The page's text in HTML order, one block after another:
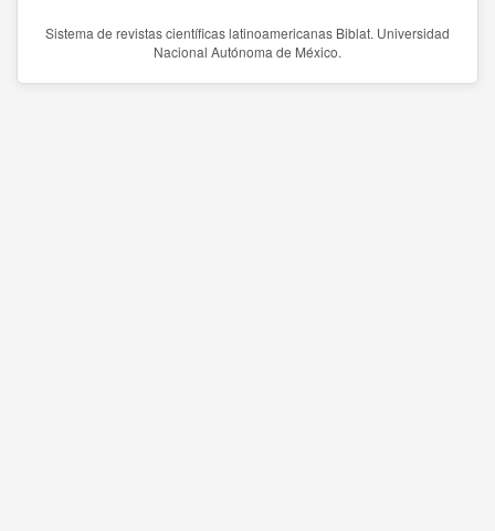
Sistema de revistas científicas latinoamericanas Biblat. Universidad
Nacional Autónoma de México.